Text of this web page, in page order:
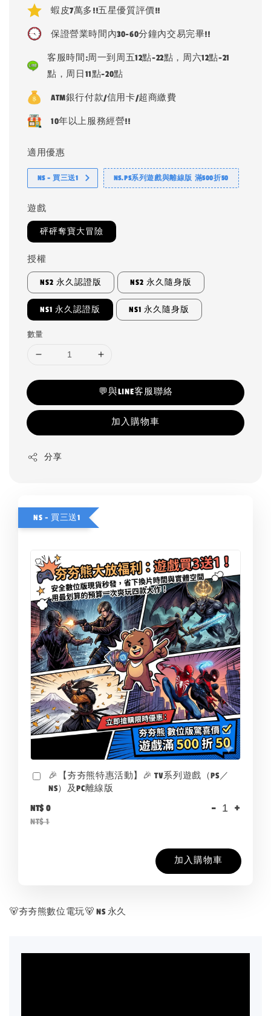
蝦皮7萬多!!五星優質評價!!
保證營業時間內30-60分鐘內交易完畢!!
客服時間:周一到周五12點-22點，周六12點-21
點，周日11點-20點
ATM銀行付款/信用卡/超商繳費
10年以上服務經營!!
適用優惠
NS - 買三送1 NS.PS系列遊戲與離線版 滿500折50
遊戲
砰砰奪寶大冒險
授權
NS2 永久認證版 NS2 永久隨身版
NS1 永久認證版 NS1 永久隨身版
數量
💬與LINE客服聯絡
加入購物車
分享
NS - 買三送1
🎉【夯夯熊特惠活動】🎉 TV系列遊戲（PS／
NS）及PC離線版
NT$ 0
NT$ 1
- +
加入購物車
🐻夯夯熊數位電玩🐻 NS 永久